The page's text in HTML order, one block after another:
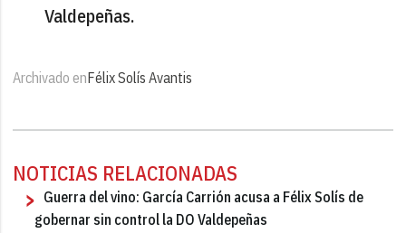
Valdepeñas.
Archivado enFélix Solís Avantis
NOTICIAS RELACIONADAS
Guerra del vino: García Carrión acusa a Félix Solís de
gobernar sin control la DO Valdepeñas